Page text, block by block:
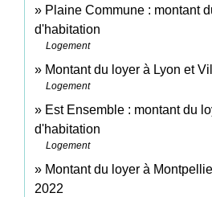
Plaine Commune : montant
d'habitation
Logement
Montant du loyer à Lyon et
Logement
Est Ensemble : montant du
d'habitation
Logement
Montant du loyer à
2022